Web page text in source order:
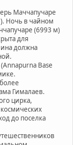
Маччапучаре
Ночь в чайном
(6993 м)
для
должна
Base
Гималаев.
цирка,
до поселка